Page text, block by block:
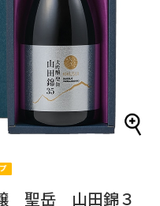
聖岳 山田錦３